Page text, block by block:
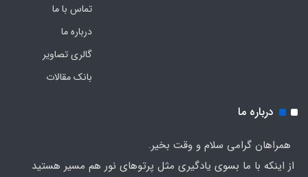
تماس با ما
درباره ما
گالری تصاویر
بانک مقالات
درباره ما
همراهان گرامی سلام و وقت بخیر.
از اینکه با ما بسوی یادگیری مثل پرتوهای نور هم مسیر هستید